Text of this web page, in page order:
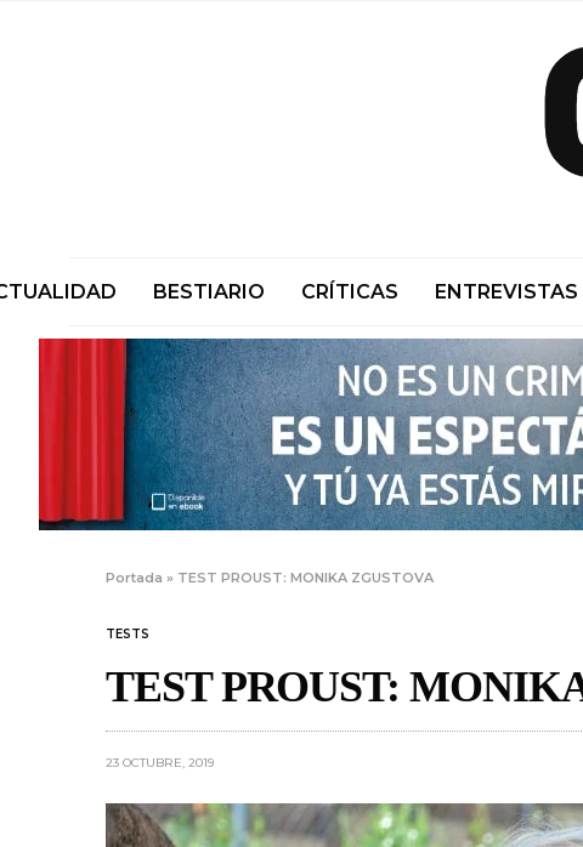
BESTIARIO CRÍTICAS ENTREVISTAS
Portada » TEST PROUST: MONIKA ZGUSTOVA
TESTS
TEST PROUST:
23 OCTUBRE, 2019